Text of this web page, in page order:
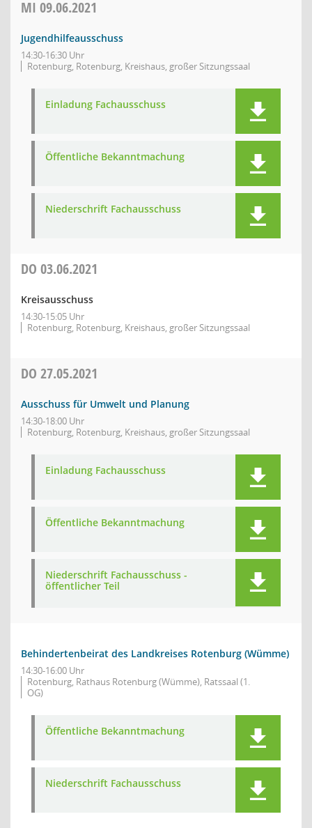
MI 09.06.2021
Jugendhilfeausschuss
14:30-16:30 Uhr
Rotenburg, Rotenburg, Kreishaus, großer Sitzungssaal
Einladung Fachausschuss
Öffentliche Bekanntmachung
Niederschrift Fachausschuss
DO 03.06.2021
Kreisausschuss
14:30-15:05 Uhr
Rotenburg, Rotenburg, Kreishaus, großer Sitzungssaal
DO 27.05.2021
Ausschuss für Umwelt und Planung
14:30-18:00 Uhr
Rotenburg, Rotenburg, Kreishaus, großer Sitzungssaal
Einladung Fachausschuss
Öffentliche Bekanntmachung
Niederschrift Fachausschuss -
öffentlicher Teil
Behindertenbeirat des Landkreises Rotenburg (Wümme)
14:30-16:00 Uhr
Rotenburg, Rathaus Rotenburg (Wümme), Ratssaal (1.
OG)
Öffentliche Bekanntmachung
Niederschrift Fachausschuss